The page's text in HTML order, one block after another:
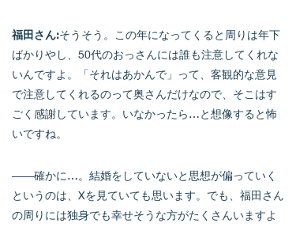
福田さん:そうそう。この年になってくると周りは年下
ばかりやし、50代のおっさんには誰も注意してくれな
いんですよ。「それはあかんで」って、客観的な意見
で注意してくれるのって奥さんだけなので、そこはす
ごく感謝しています。いなかったら…と想像すると怖
いですね。
――確かに…。結婚をしていないと思想が偏っていく
というのは、Xを見ていても思います。でも、福田さん
の周りには独身でも幸せそうな方がたくさんいますよ